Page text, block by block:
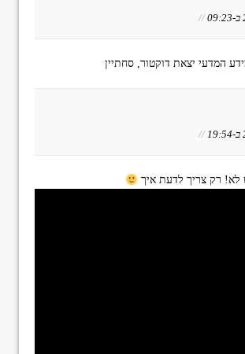
//
המדעי יצאת דוקטור, סחתיין
//
רק צריך לדעת איך